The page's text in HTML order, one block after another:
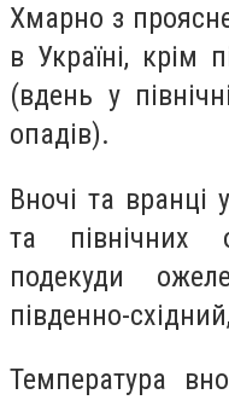
Хмарно з
в Україні, крім
(вдень у
опадів).
Вночі та вранці
та північних
подекуди
південно-
Температура